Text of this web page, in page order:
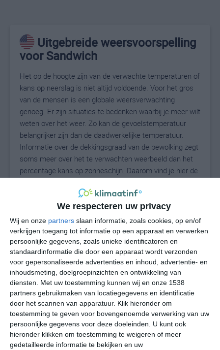
We respecteren uw privacy
Wij en onze partners slaan informatie, zoals cookies, op en/of
verkrijgen toegang tot informatie op een apparaat en verwerken
persoonlijke gegevens, zoals unieke identificatoren en
standaardinformatie die door een apparaat wordt verzonden
voor gepersonaliseerde advertenties en inhoud, advertentie- en
inhoudsmeting, doelgroepinzichten en ontwikkeling van
diensten.
Met uw toestemming kunnen wij en onze 1538
partners gebruikmaken van locatiegegevens en identificatie
door het scannen van apparatuur. Klik hieronder om
toestemming te geven voor bovengenoemde verwerking van uw
persoonlijke gegevens voor deze doeleinden. U kunt ook
hieronder klikken om toestemming te weigeren of meer
gedetailleerde informatie te bekijken en uw
Uitgebreide weersvoorspelling
voor Sandwich
Het op de hoogte zijn van de verwachte temperaturen of
kans op neerslag is niet altijd voldoende. Voor het gros
van de mensen is een globale weersverwachting
genoeg. Er zijn situaties te bedenken waarbij je meer wilt
weten over het weer. Zo kan de gevoelstemperatuur
belangrijker zijn dan de daadwerkelijke temperatuur.
Informatie over de dekkingsgraad van de bewolking zegt
soms meer over het te verwachten weerbeeld dan het
percentage kans op zonneschijn. Daarom vind je hier de
22°C
do
26° 18°
vr
29° 19°
za
28° 19°
zo
28° 17° 30°
24°C 25°C 25°C 21°C 20°C